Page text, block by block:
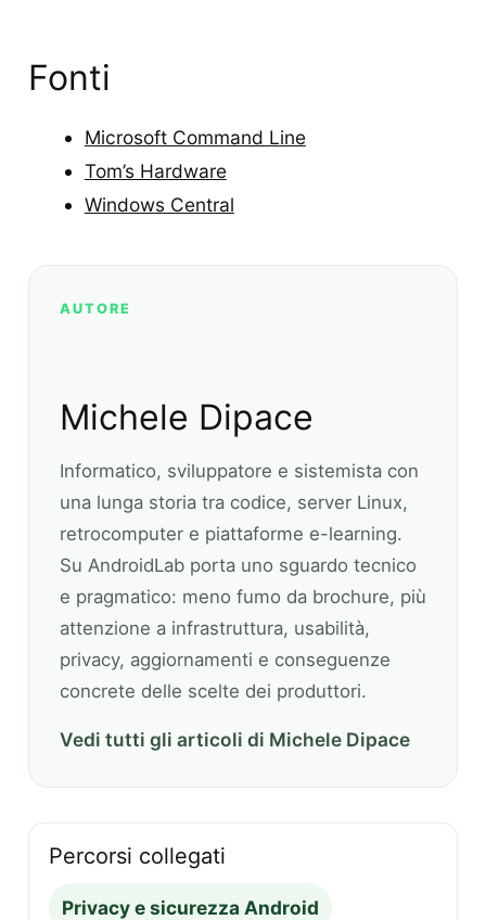
Fonti
Microsoft Command Line
Tom’s Hardware
Windows Central
AUTORE
Michele Dipace
Informatico, sviluppatore e sistemista con
una lunga storia tra codice, server Linux,
retrocomputer e piattaforme e-learning.
Su AndroidLab porta uno sguardo tecnico
e pragmatico: meno fumo da brochure, più
attenzione a infrastruttura, usabilità,
privacy, aggiornamenti e conseguenze
concrete delle scelte dei produttori.
Vedi tutti gli articoli di Michele Dipace
Percorsi collegati
Privacy e sicurezza Android